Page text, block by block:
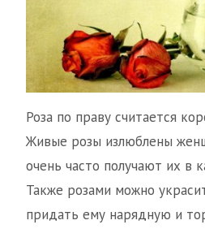
Роза по праву считается
Живые розы излюблены
очень часто получают их в
Также розами можно
придать ему нарядную и